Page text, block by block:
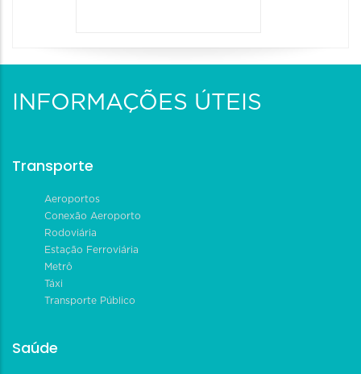
INFORMAÇÕES ÚTEIS
Transporte
Aeroportos
Conexão Aeroporto
Rodoviária
Estação Ferroviária
Metrô
Táxi
Transporte Público
Saúde